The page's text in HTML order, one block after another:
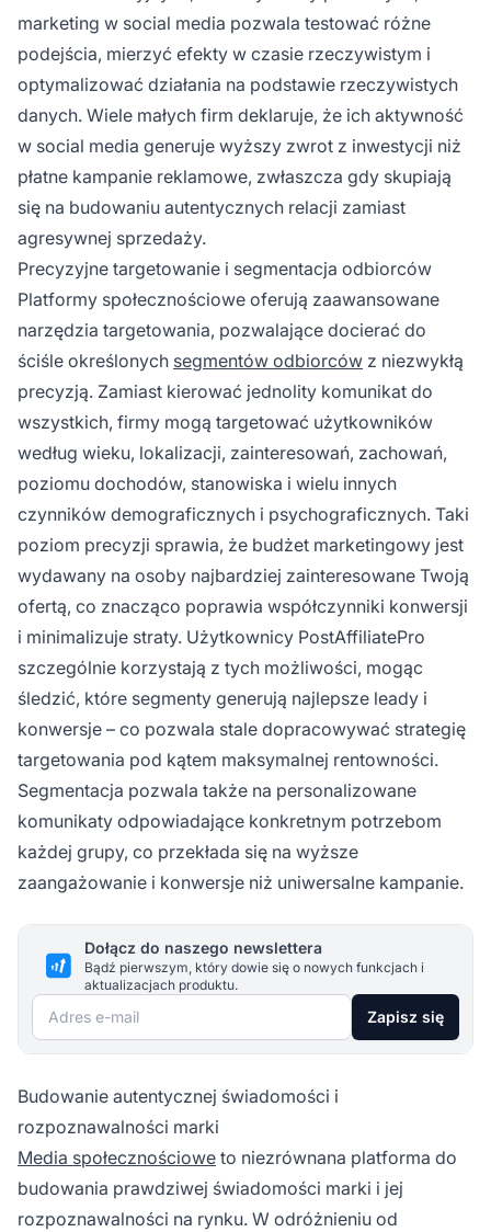
marketing w social media pozwala testować różne
podejścia, mierzyć efekty w czasie rzeczywistym i
optymalizować działania na podstawie rzeczywistych
danych. Wiele małych firm deklaruje, że ich aktywność
w social media generuje wyższy zwrot z inwestycji niż
płatne kampanie reklamowe, zwłaszcza gdy skupiają
się na budowaniu autentycznych relacji zamiast
agresywnej sprzedaży.
Precyzyjne targetowanie i segmentacja odbiorców
Platformy społecznościowe oferują zaawansowane
narzędzia targetowania, pozwalające docierać do
ściśle określonych segmentów odbiorców z niezwykłą
precyzją. Zamiast kierować jednolity komunikat do
wszystkich, firmy mogą targetować użytkowników
według wieku, lokalizacji, zainteresowań, zachowań,
poziomu dochodów, stanowiska i wielu innych
czynników demograficznych i psychograficznych. Taki
poziom precyzji sprawia, że budżet marketingowy jest
wydawany na osoby najbardziej zainteresowane Twoją
ofertą, co znacząco poprawia współczynniki konwersji
i minimalizuje straty. Użytkownicy PostAffiliatePro
szczególnie korzystają z tych możliwości, mogąc
śledzić, które segmenty generują najlepsze leady i
konwersje – co pozwala stale dopracowywać strategię
targetowania pod kątem maksymalnej rentowności.
Segmentacja pozwala także na personalizowane
komunikaty odpowiadające konkretnym potrzebom
każdej grupy, co przekłada się na wyższe
zaangażowanie i konwersje niż uniwersalne kampanie.
Dołącz do naszego newslettera
Bądź pierwszym, który dowie się o nowych funkcjach i
aktualizacjach produktu.
Adres e-mail Zapisz się
Budowanie autentycznej świadomości i
rozpoznawalności marki
Media społecznościowe to niezrównana platforma do
budowania prawdziwej świadomości marki i jej
rozpoznawalności na rynku. W odróżnieniu od